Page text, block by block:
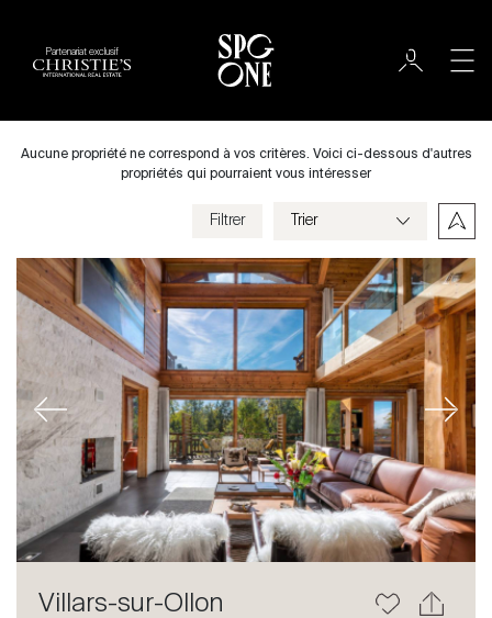
Partenariat exclusif
Villa
Chambres
Critères
Enregistrer mes critères
Aucune propriété ne correspond à vos critères. Voici ci-dessous d'autres
propriétés qui pourraient vous intéresser
Filtrer
Previous Next
Villars-sur-Ollon